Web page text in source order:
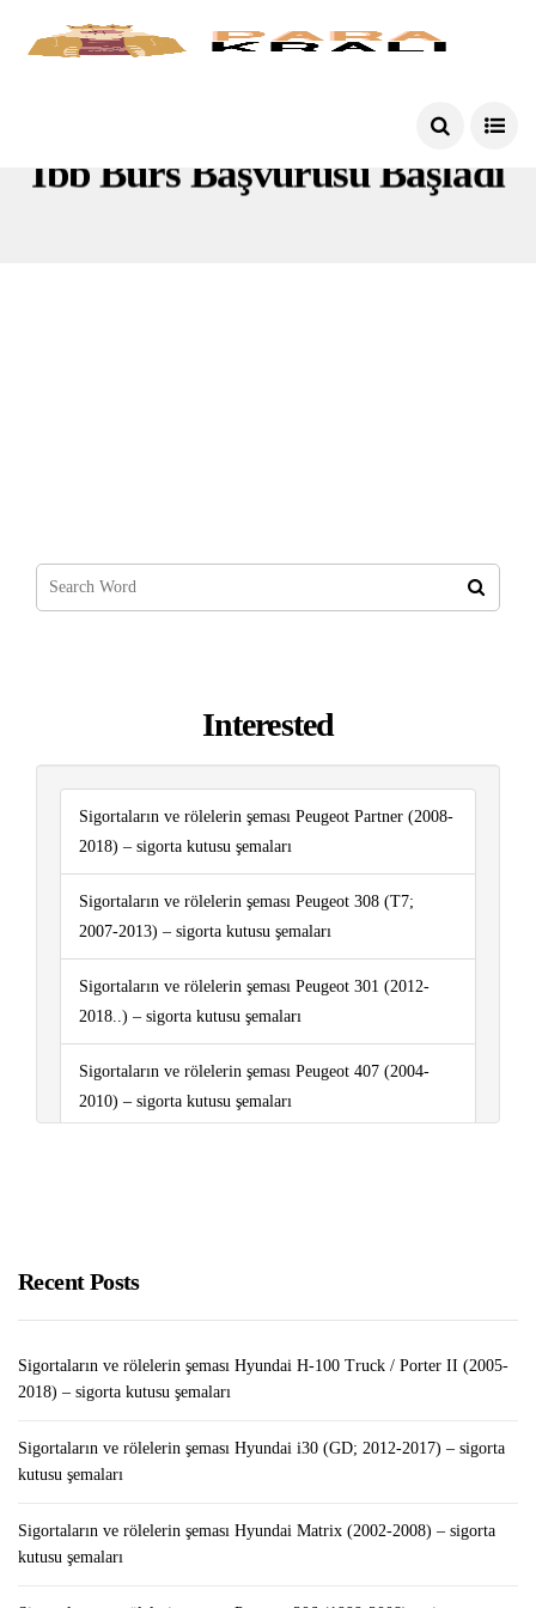
Ibb Burs Başvurusu Başladı
Interested
Sigortaların ve rölelerin şeması Peugeot Partner (2008-
2018) – sigorta kutusu şemaları
Sigortaların ve rölelerin şeması Peugeot 308 (T7;
2007-2013) – sigorta kutusu şemaları
Sigortaların ve rölelerin şeması Peugeot 301 (2012-
2018..) – sigorta kutusu şemaları
Sigortaların ve rölelerin şeması Peugeot 407 (2004-
2010) – sigorta kutusu şemaları
Recent Posts
Sigortaların ve rölelerin şeması Hyundai H-100 Truck / Porter II (2005-
2018) – sigorta kutusu şemaları
Sigortaların ve rölelerin şeması Hyundai i30 (GD; 2012-2017) – sigorta
kutusu şemaları
Sigortaların ve rölelerin şeması Hyundai Matrix (2002-2008) – sigorta
kutusu şemaları